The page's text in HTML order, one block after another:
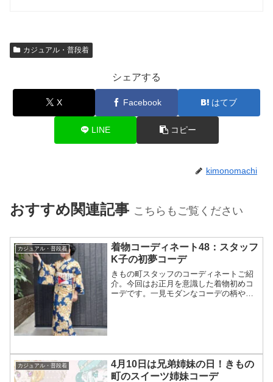
カジュアル・普段着
シェアする
X Facebook はてブ
LINE コピー
kimonomachi
おすすめ関連記事 こちらもご覧ください
カジュアル・普段着
着物コーディネート48：スタッフ
K子の初夢コーデ
きもの町スタッフのコーディネートご紹
介。今回はお正月を意識した着物初めコ
ーデです。一見モダンなコーデの柄や小
カジュアル・普段着
4月10日は兄弟姉妹の日！きもの
町のスイーツ姉妹コーデ